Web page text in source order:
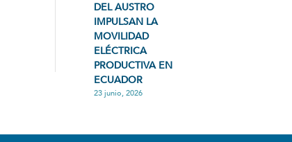
DEL AUSTRO
IMPULSAN LA
MOVILIDAD
ELÉCTRICA
PRODUCTIVA EN
ECUADOR
23 junio, 2026